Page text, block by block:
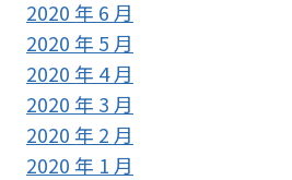
2020 年 6 月
2020 年 5 月
2020 年 4 月
2020 年 3 月
2020 年 2 月
2020 年 1 月